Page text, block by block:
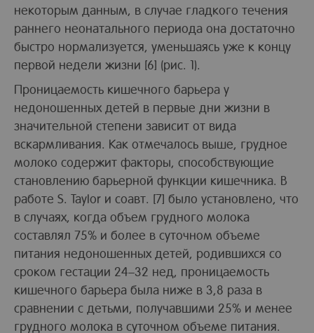
некоторым данным, в случае гладкого течения
раннего неонатального периода она достаточно
быстро нормализуется, уменьшаясь уже к концу
первой недели жизни [6] (рис. 1).
Проницаемость кишечного барьера у
недоношенных детей в первые дни жизни в
значительной степени зависит от вида
вскармливания. Как отмечалось выше, грудное
молоко содержит факторы, способствующие
становлению барьерной функции кишечника. В
работе S. Taylor и соавт. [7] было установлено, что
в случаях, когда объем грудного молока
составлял 75% и более в суточном объеме
питания недоношенных детей, родившихся со
сроком гестации 24–32 нед, проницаемость
кишечного барьера была ниже в 3,8 раза в
сравнении с детьми, получавшими 25% и менее
грудного молока в суточном объеме питания.